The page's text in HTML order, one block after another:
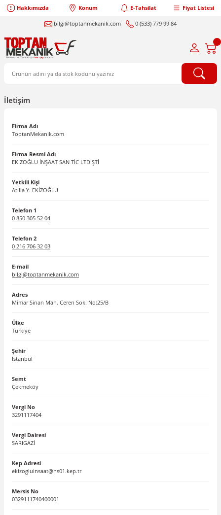
Hakkımızda Konum E-Tahsilat Fiyat Listesi
bilgi@toptanmekanik.com 0 (533) 779 99 84
İletişim
Firma Adı
ToptanMekanik.com
Firma Resmi Adı
EKİZOĞLU İNŞAAT SAN TİC LTD ŞTİ
Yetkili Kişi
Atilla Y. EKİZOĞLU
Telefon 1
0 850 305 52 04
Telefon 2
0 216 706 32 03
E-mail
bilgi@toptanmekanik.com
Adres
Mimar Sinan Mah. Ceren Sok. No:25/B
Ülke
Türkiye
Şehir
İstanbul
Semt
Çekmeköy
Vergi No
3291117404
Vergi Dairesi
SARIGAZİ
Kep Adresi
ekizogluinsaat@hs01.kep.tr
Mersis No
0329111740400001